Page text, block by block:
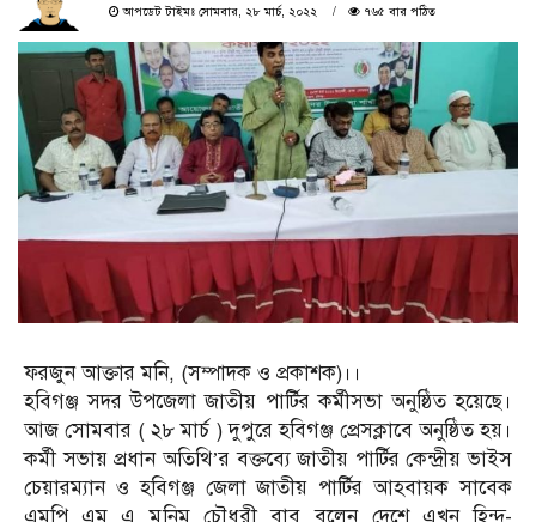
আপডেট টাইমঃ সোমবার, ২৮ মার্চ, ২০২২
৭৬৫ বার পঠিত
ফরজুন আক্তার মনি, (সম্পাদক ও প্রকাশক)।।
হবিগঞ্জ সদর উপজেলা জাতীয় পার্টির কর্মীসভা অনুষ্ঠিত হয়েছে।
আজ সোমবার ( ২৮ মার্চ ) দুপুরে হবিগঞ্জ প্রেসক্লাবে অনুষ্ঠিত হয়।
কর্মী সভায় প্রধান অতিথি’র বক্তব্যে জাতীয় পার্টির কেন্দ্রীয় ভাইস
চেয়ারম্যান ও হবিগঞ্জ জেলা জাতীয় পার্টির আহবায়ক সাবেক
এমপি এম এ মুনিম চৌধুরী বাবু বলেন দেশে এখন হিন্দু-